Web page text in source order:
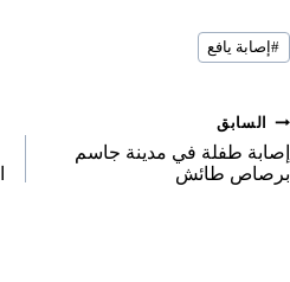
o
n
r
e
o
وسوم
المقال:
#إصابة يافع
تصفّح
المقالات
السابق
إصابة طفلة في مدينة جاسم
برصاص طائش